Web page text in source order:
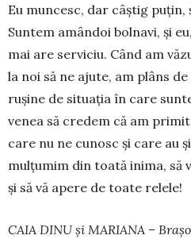
Eu muncesc, dar câștig puțin,
Suntem amândoi bolnavi, și
mai are serviciu. Când am
la noi să ne ajute, am plâns
rușine de situația în care
venea să credem că am
care nu ne cunosc și care au
mulțumim din toată inima, să
și să vă apere de toate relele!
CAIA DINU și MARIANA –